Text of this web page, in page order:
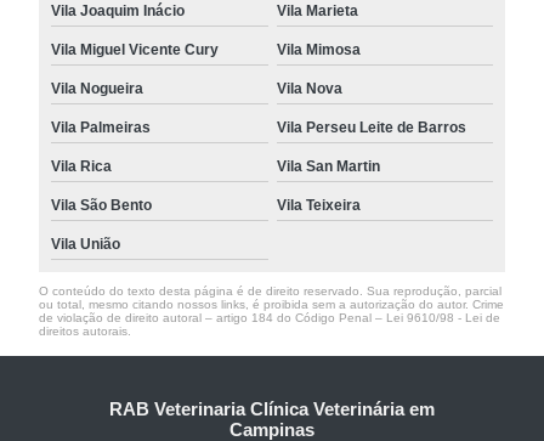
Vila Joaquim Inácio Vila Marieta
Vila Miguel Vicente Cury Vila Mimosa
Vila Nogueira Vila Nova
Vila Palmeiras Vila Perseu Leite de Barros
Vila Rica Vila San Martin
Vila São Bento Vila Teixeira
Vila União
O conteúdo do texto desta página é de direito reservado. Sua reprodução, parcial
ou total, mesmo citando nossos links, é proibida sem a autorização do autor. Crime
de violação de direito autoral – artigo 184 do Código Penal – Lei 9610/98 - Lei de
direitos autorais
RAB Veterinaria Clínica Veterinária em
Campinas